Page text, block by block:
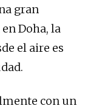
gran
Doha, la
el aire es
con un